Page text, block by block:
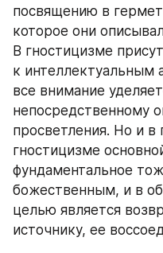
посвящению в
которое они
В гностицизме
к интеллектуальным
все внимание
непосредственному
просветления. Но и в
гностицизме
фундаментальное
божественным, и в
целью является
источнику, ее